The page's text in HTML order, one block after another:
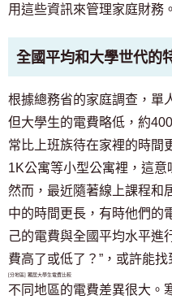
用這些資訊來管理家庭財務。
全國平均和大學世代的
根據總務省的家庭調查，單
但大學生的電費略低，約
常比上班族待在家裡的時間
1K公寓等小型公寓裡，這意
然而，最近隨著線上課程和
中的時間更長，有時他們的
己的電費與全國平均水平進
費高了或低了？”，或許能
[分地區] 獨居大學生電費比較
不同地區的電費差異很大。